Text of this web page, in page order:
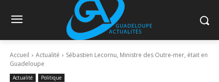
Accueil Actualité
Sébastien Lecornu, Ministre des Outre-mer, était en
Guadeloupe
Actualité Politique